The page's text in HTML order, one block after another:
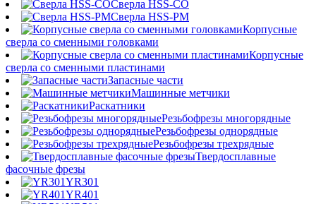
Сверла HSS-CO
Сверла HSS-PM
Корпусные
сверла со сменными головками
Корпусные
сверла со сменными пластинами
Запасные части
Машинные метчики
Раскатники
Резьбофрезы многорядные
Резьбофрезы однорядные
Резьбофрезы трехрядные
Твердосплавные
фасочные фрезы
YR301
YR401